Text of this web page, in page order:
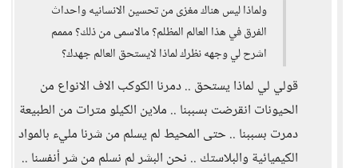
ولماذا ليس هناك مغزى من تحسين الانسانيه واحداث
الفرق في هذا العالم المظلم؟ مالاسمى من ذلك؟ مممم
اشرح لي وجهه نظرك لماذا لايستحق العالم جهدك؟
قولي لي لماذا يستحق .. دمرنا الكوكب الاف الانواع من
الحيونات انقرضت بسببنا .. ملاين الكيلو مترات من الطبيعة
دمرت بسببنا .. حتى المحيط لم يسلم من شرنا مليء بالمواد
الكيميائية والبلاستك .. نحن البشر لم نسلم من شر أنفسنا ..